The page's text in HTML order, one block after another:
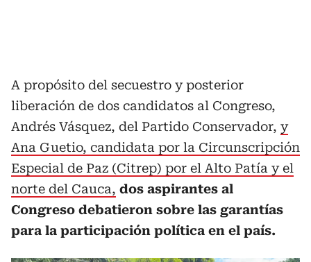
A propósito del secuestro y posterior
liberación de dos candidatos al Congreso,
Andrés Vásquez, del Partido Conservador, y
Ana Guetio, candidata por la Circunscripción
Especial de Paz (Citrep) por el Alto Patía y el
norte del Cauca, dos aspirantes al
Congreso debatieron sobre las garantías
para la participación política en el país.